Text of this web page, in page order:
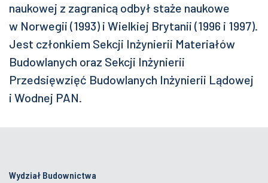
naukowej z zagranicą odbył staże naukowe
w Norwegii (1993) i Wielkiej Brytanii (1996 i 1997).
Jest członkiem Sekcji Inżynierii Materiałów
Budowlanych oraz Sekcji Inżynierii
Przedsięwzięć Budowlanych Inżynierii Lądowej
i Wodnej PAN.
Wydział Budownictwa